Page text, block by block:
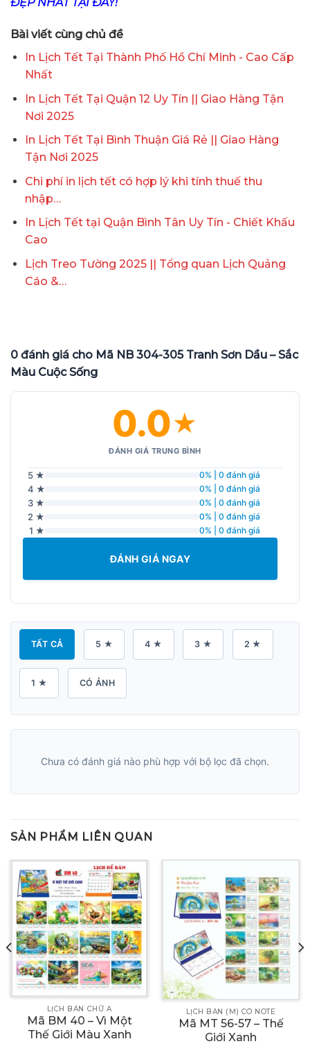
Bài viết cùng chủ đề
In Lịch Tết Tại Thành Phố Hồ Chí Minh - Cao Cấp
Nhất
In Lịch Tết Tại Quận 12 Uy Tín || Giao Hàng Tận
Nơi 2025
In Lịch Tết Tại Bình Thuận Giá Rẻ || Giao Hàng
Tận Nơi 2025
Chi phí in lịch tết có hợp lý khi tính thuế thu
nhập…
In Lịch Tết tại Quận Bình Tân Uy Tín - Chiết Khấu
Cao
Lịch Treo Tường 2025 || Tổng quan Lịch Quảng
Cáo &…
0 đánh giá cho Mã NB 304-305 Tranh Sơn Dầu – Sắc
Màu Cuộc Sống
0.0★
ĐÁNH GIÁ TRUNG BÌNH
5 ★ 0% | 0 đánh giá
4 ★ 0% | 0 đánh giá
3 ★ 0% | 0 đánh giá
2 ★ 0% | 0 đánh giá
1 ★ 0% | 0 đánh giá
ĐÁNH GIÁ NGAY
TẤT CẢ 5 ★ 4 ★ 3 ★ 2 ★
1 ★ CÓ ẢNH
Chưa có đánh giá nào phù hợp với bộ lọc đã chọn.
SẢN PHẨM LIÊN QUAN
LỊCH BÀN CHỮ A
Mã BM 40 – Vì Một
Thế Giới Màu Xanh
LỊCH BÀN (M) CÓ NOTE
Mã MT 56-57 – Thế
Giới Xanh